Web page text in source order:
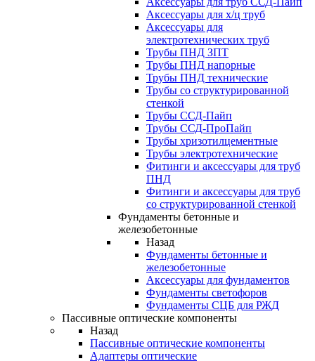
Аксессуары для х/ц труб
Аксессуары для
электротехнических труб
Трубы ПНД ЗПТ
Трубы ПНД напорные
Трубы ПНД технические
Трубы со структурированной
стенкой
Трубы ССД-Пайп
Трубы ССД-ПроПайп
Трубы хризотилцементные
Трубы электротехнические
Фитинги и аксессуары для труб
ПНД
Фитинги и аксессуары для труб
со структурированной стенкой
Фундаменты бетонные и
железобетонные
Назад
Фундаменты бетонные и
железобетонные
Аксессуары для фундаментов
Фундаменты светофоров
Фундаменты СЦБ для РЖД
Пассивные оптические компоненты
Назад
Пассивные оптические компоненты
Адаптеры оптические